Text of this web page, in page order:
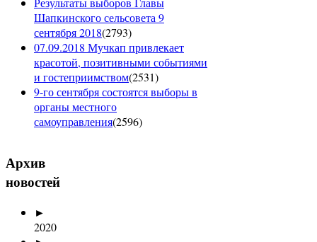
Шапкинского сельсовета 9
сентября 2018(2793)
07.09.2018 Мучкап привлекает
красотой, позитивными событиями
и гостеприимством(2531)
9-го сентября состоятся выборы в
органы местного
самоуправления(2596)
Архив
новостей
►
2020